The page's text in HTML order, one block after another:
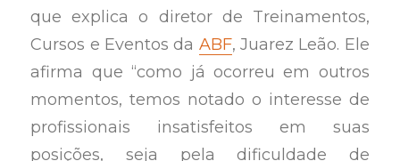
que explica o diretor de Treinamentos,
Cursos e Eventos da ABF, Juarez Leão. Ele
afirma que “como já ocorreu em outros
momentos, temos notado o interesse de
profissionais insatisfeitos em suas
posições, seja pela dificuldade de